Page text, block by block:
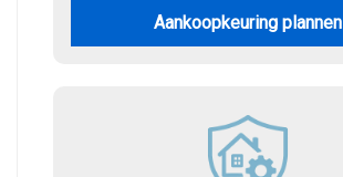
Aankoopkeuring plannen